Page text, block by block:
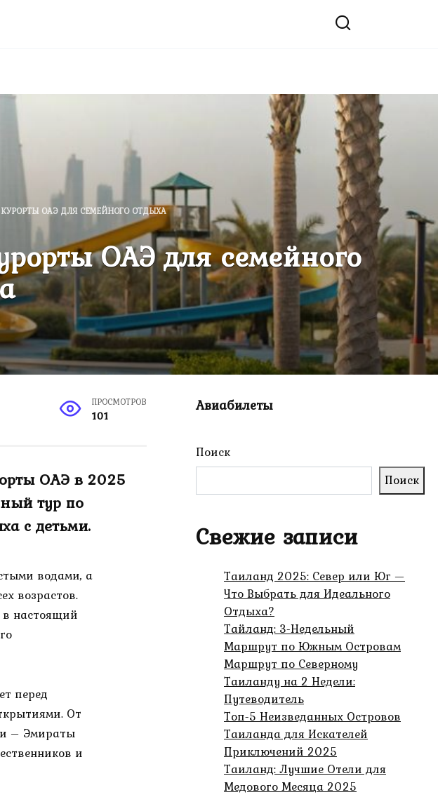
ОАЭ ДЛЯ СЕМЕЙНОГО ОТДЫХА
ОАЭ для семейного
ПРОСМОТРОВ
101
ОАЭ в 2025
тур по
с детьми.
водами, а
возрастов.
в настоящий
перед
От
– Эмираты
и
Авиабилеты
Поиск
Поиск
Свежие записи
Таиланд 2025: Север или Юг —
Что Выбрать для Идеального
Отдыха?
Тайланд: 3-Недельный
Маршрут по Южным Островам
Маршрут по Северному
Таиланду на 2 Недели:
Путеводитель
Топ-5 Неизведанных Островов
Таиланда для Искателей
Приключений 2025
Таиланд: Лучшие Отели для
Медового Месяца 2025